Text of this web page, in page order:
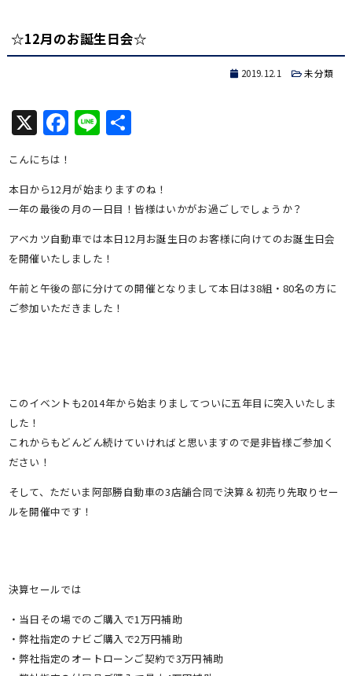
☆12月のお誕生日会☆
2019.12.1 未分類
X Facebook
Line共
こんにちは！
本日から12月が始まりますのね！
一年の最後の月の一日目！皆様はいかがお過ごしでしょうか？
アベカツ自動車では本日12月お誕生日のお客様に向けてのお誕生日会
を開催いたしました！
午前と午後の部に分けての開催となりまして本日は38組・80名の方に
ご参加いただきました！
このイベントも2014年から始まりましてついに五年目に突入いたしま
した！
これからもどんどん続けていければと思いますので是非皆様ご参加く
ださい！
そして、ただいま阿部勝自動車の3店舗合同で決算＆初売り先取りセー
ルを開催中です！
決算セールでは
・当日その場でのご購入で1万円補助
・弊社指定のナビご購入で2万円補助
・弊社指定のオートローンご契約で3万円補助